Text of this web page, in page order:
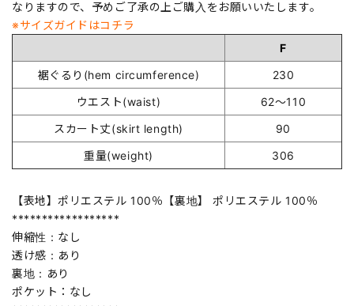
なりますので、予めご了承の上ご購入をお願いいたします。
※サイズガイドはコチラ
F
裾ぐるり(hem circumference)
230
ウエスト(waist)
62～110
スカート丈(skirt length)
90
重量(weight)
306
【表地】ポリエステル 100％【裏地】 ポリエステル 100％
******************
伸縮性：なし
透け感：あり
裏地：あり
ポケット：なし